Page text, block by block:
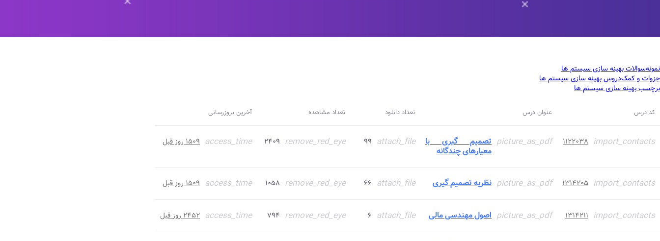
نمونه‌سوالاتبهینه سازی سیستم ها
جزوات و کمک‌دروسبهینه سازی سیستم ها
برچسببهینه سازی سیستم ها
کد درس عنوان درس تعداد دانلود تعداد مشاهده آخرین بروزرسانی
import_contacts ۱۱۲۲۰۳۸ picture_as_pdf تصمیم گیری با
معیارهای چندگانه
attach_file ۹۹ remove_red_eye ۲۴۰۹ access_time ۱۵۰۹ روز قبل
import_contacts ۱۳۱۴۲۰۵ picture_as_pdf نظریه تصمیم گیری attach_file ۶۶ remove_red_eye ۱۰۵۸ access_time ۱۵۰۹ روز قبل
import_contacts ۱۳۱۴۲۱۱ picture_as_pdf اصول مهندسی مالی attach_file ۶ remove_red_eye ۷۹۴ access_time ۲۴۵۲ روز قبل